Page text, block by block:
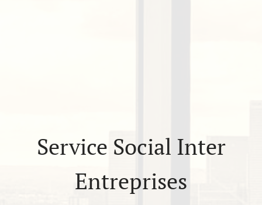
Service Social Inter
Entreprises